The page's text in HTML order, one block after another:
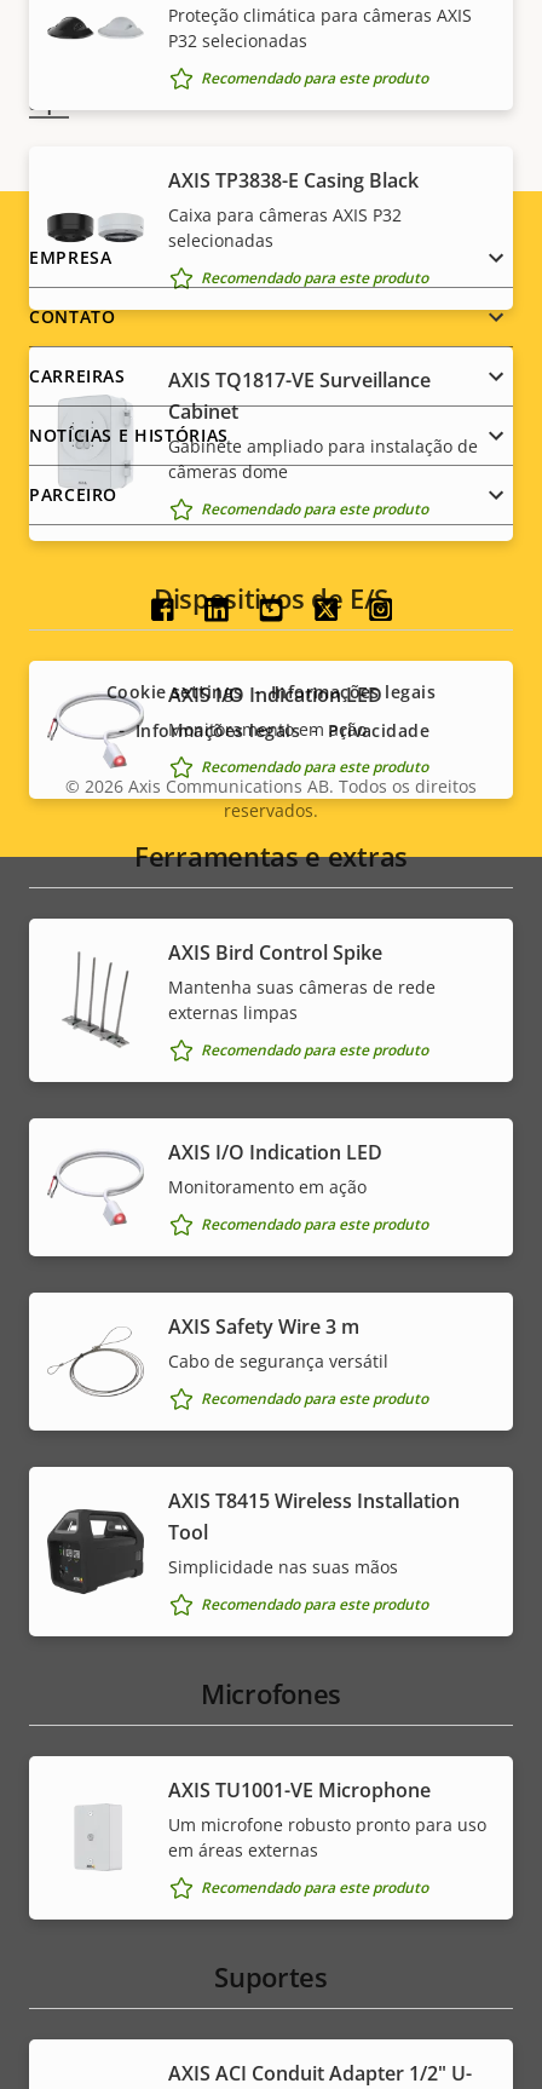
Proteção climática para câmeras AXIS
P32 selecionadas
Recomendado para este produto
AXIS TP3838-E Casing Black
Caixa para câmeras AXIS P32
selecionadas
Recomendado para este produto
AXIS TQ1817-VE Surveillance
Cabinet
Gabinete ampliado para instalação de
câmeras dome
Recomendado para este produto
Dispositivos de E/S
AXIS I/O Indication LED
Monitoramento em ação
Recomendado para este produto
Ferramentas e extras
AXIS Bird Control Spike
Mantenha suas câmeras de rede
externas limpas
Recomendado para este produto
AXIS I/O Indication LED
Monitoramento em ação
Recomendado para este produto
AXIS Safety Wire 3 m
Cabo de segurança versátil
Recomendado para este produto
AXIS T8415 Wireless Installation
Tool
Simplicidade nas suas mãos
Recomendado para este produto
Microfones
AXIS TU1001-VE Microphone
Um microfone robusto pronto para uso
em áreas externas
Recomendado para este produto
Suportes
AXIS ACI Conduit Adapter 1/2" U-
EUA e da UE, entre outras legislações nacionais de
controle de exportação. Encontre
conformidade com exportações para seu produto
aqui
Footer
menu
EMPRESA
CONTATO
CARREIRAS
NOTÍCIAS E HISTÓRIAS
PARCEIRO
Social
menu
menu
© 2026 Axis Communications AB. Todos os direitos
reservados.
Cookie settings
Informações legais
Informações legais
Privacidade